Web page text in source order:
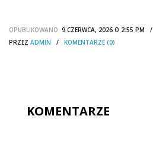
OPUBLIKOWANO: 9 CZERWCA, 2026 O 2:55 PM /
PRZEZ ADMIN / KOMENTARZE (0)
KOMENTARZE